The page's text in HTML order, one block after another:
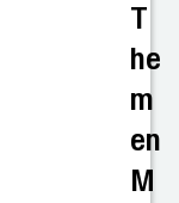
T
he
m
en
M